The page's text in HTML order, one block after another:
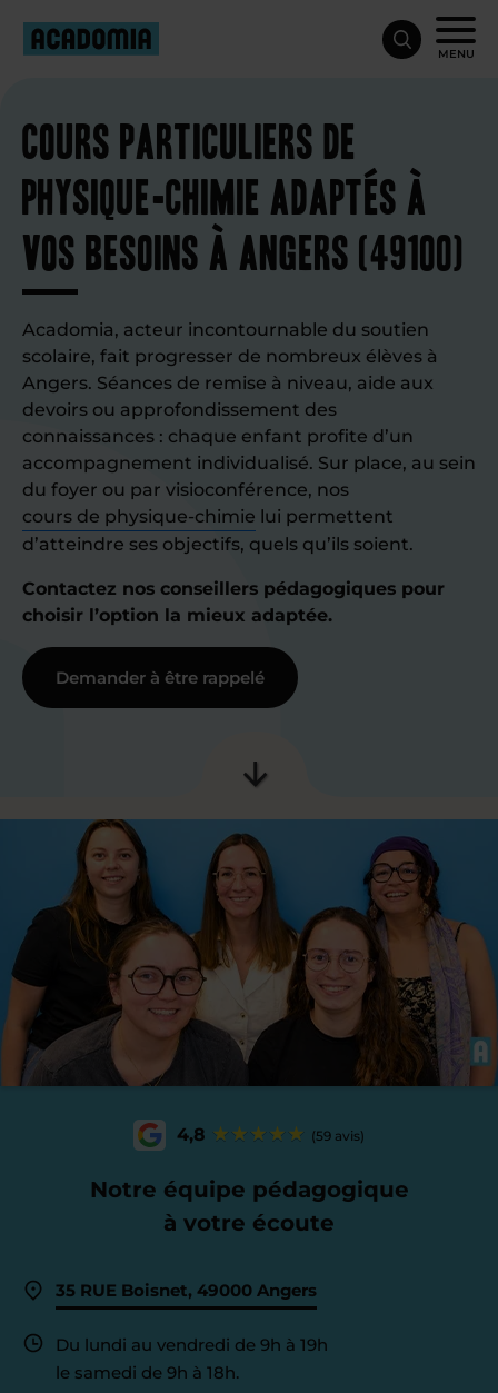
MENU
Cours particuliers de
physique-chimie adaptés à
vos besoins à Angers (49100)
Acadomia, acteur incontournable du soutien
scolaire, fait progresser de nombreux élèves à
Angers. Séances de remise à niveau, aide aux
devoirs ou approfondissement des
connaissances : chaque enfant profite d’un
accompagnement individualisé. Sur place, au sein
du foyer ou par visioconférence, nos
cours de physique-chimie lui permettent
d’atteindre ses objectifs, quels qu’ils soient.
Contactez nos conseillers pédagogiques pour
choisir l’option la mieux adaptée.
Demander à être rappelé
4,8 (59 avis)
Notre équipe pédagogique
à votre écoute
35 RUE Boisnet, 49000 Angers
Du lundi au vendredi de 9h à 19h
le samedi de 9h à 18h.